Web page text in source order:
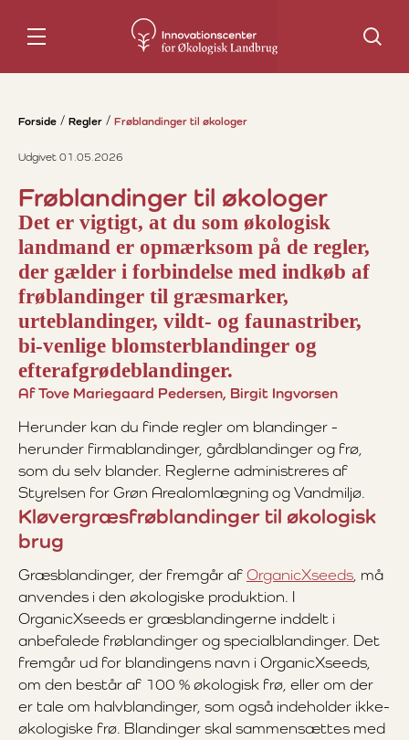
Søg
Forside Regler Frøblandinger til økologer
Udgivet 01.05.2026
Frøblandinger til økologer
Det er vigtigt, at du som økologisk
landmand er opmærksom på de regler,
der gælder i forbindelse med indkøb af
frøblandinger til græsmarker,
urteblandinger, vildt- og faunastriber,
bi-venlige blomsterblandinger og
efterafgrødeblandinger.
Af Tove Mariegaard Pedersen, Birgit Ingvorsen
Herunder kan du finde regler om blandinger -
herunder firmablandinger, gårdblandinger og frø,
som du selv blander. Reglerne administreres af
Styrelsen for Grøn Arealomlægning og Vandmiljø.
Kløvergræsfrøblandinger til økologisk
brug
Græsblandinger, der fremgår af OrganicXseeds, må
anvendes i den økologiske produktion. I
OrganicXseeds er græsblandingerne inddelt i
anbefalede frøblandinger og specialblandinger. Det
fremgår ud for blandingens navn i OrganicXseeds,
om den består af 100 % økologisk frø, eller om der
er tale om halvblandinger, som også indeholder ikke-
økologiske frø. Blandinger skal sammensættes med